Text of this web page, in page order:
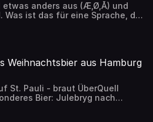
etwas anders aus (Æ,Ø,Å) und
Was ist das für eine Sprache, die
im Königreich sprechen?
Besten für Urlaub,
Sprachlehrer Jakob auf
Kommt mit auf unsere kleine
Menschen.
Weihnachtsbier aus Hamburg
St. Pauli - braut ÜberQuell
Bier: Julebryg nach
mit einem
die Rezeptur für das edle